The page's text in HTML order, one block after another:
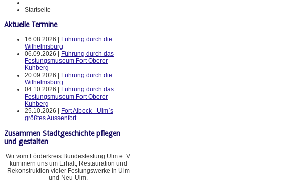
Startseite
Aktuelle Termine
16.08.2026 |
Führung durch die
Wilhelmsburg
06.09.2026 |
Führung durch das
Festungsmuseum Fort Oberer
Kuhberg
20.09.2026 |
Führung durch die
Wilhelmsburg
04.10.2026 |
Führung durch das
Festungsmuseum Fort Oberer
Kuhberg
25.10.2026 |
Fort Albeck - Ulm`s
größtes Aussenfort
Zusammen Stadtgeschichte pflegen
und gestalten
Wir vom Förderkreis Bundesfestung Ulm e. V.
kümmern uns um Erhalt, Restauration und
Rekonstruktion vieler Festungswerke in Ulm
und Neu-Ulm.